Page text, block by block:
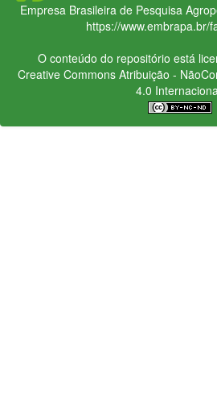
Empresa Brasileira de Pesquisa
https://www.embrapa.br/
O conteúdo do repositório está
Creative CommonsAtribuição -
4.0